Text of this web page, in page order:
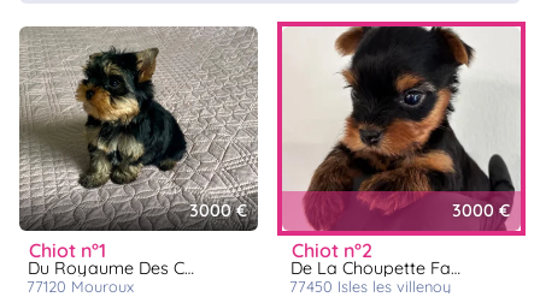
3000 €
chiot n°1
Du Royaume Des Choupettes
77120 mouroux
3000 €
chiot n°2
De La Choupette Family
77450 isles les villenoy